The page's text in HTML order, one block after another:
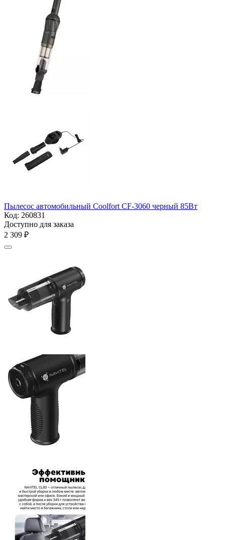
Пылесос автомобильный Coolfort CF-3060 черный 85Вт
Код: 260831
Доступно для заказа
2 309 ₽